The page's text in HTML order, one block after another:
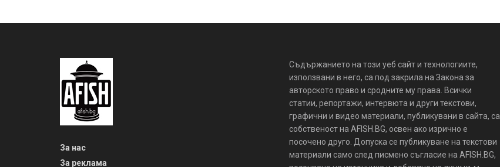
За нас
За реклама
Съдържанието на този уеб сайт и технологиите,
използвани в него, са под закрила на Закона за
авторското право и сродните му права. Всички
статии, репортажи, интервюта и други текстови,
графични и видео материали, публикувани в сайта, са
собственост на AFISH.BG, освен ако изрично е
посочено друго. Допуска се публикуване на текстови
материали само след писмено съгласие на AFISH.BG,